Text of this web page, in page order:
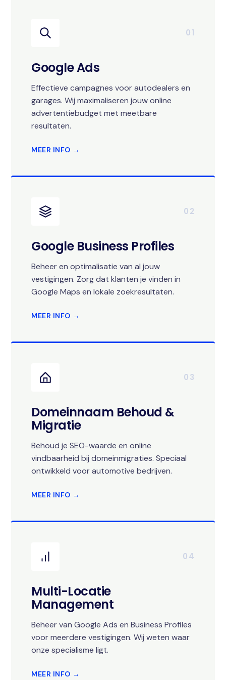
01
Google Ads
Effectieve campagnes voor autodealers en
garages. Wij maximaliseren jouw online
advertentiebudget met meetbare
resultaten.
MEER INFO →
02
Google Business Profiles
Beheer en optimalisatie van al jouw
vestigingen. Zorg dat klanten je vinden in
Google Maps en lokale zoekresultaten.
MEER INFO →
03
Domeinnaam Behoud &
Migratie
Behoud je SEO-waarde en online
vindbaarheid bij domeinmigraties. Speciaal
ontwikkeld voor automotive bedrijven.
MEER INFO →
04
Multi-Locatie
Management
Beheer van Google Ads en Business Profiles
voor meerdere vestigingen. Wij weten waar
onze specialisme ligt.
MEER INFO →